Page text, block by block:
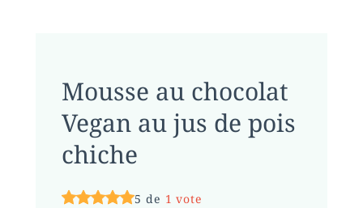
Mousse au chocolat
Vegan au jus de pois
chiche
5 de 1 vote